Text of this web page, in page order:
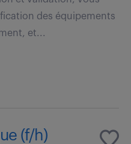
des équipements
et...
(f/h)